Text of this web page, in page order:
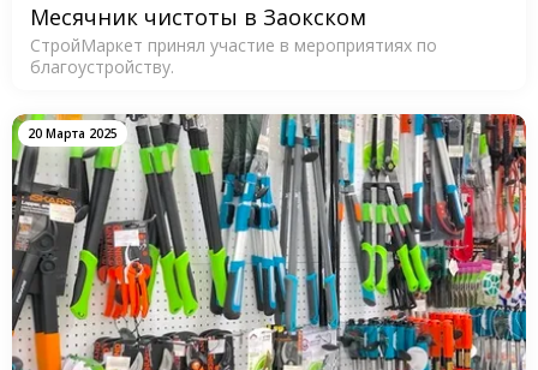
Месячник чистоты в Заокском
СтройМаркет принял участие в мероприятиях по
благоустройству.
20 Марта 2025